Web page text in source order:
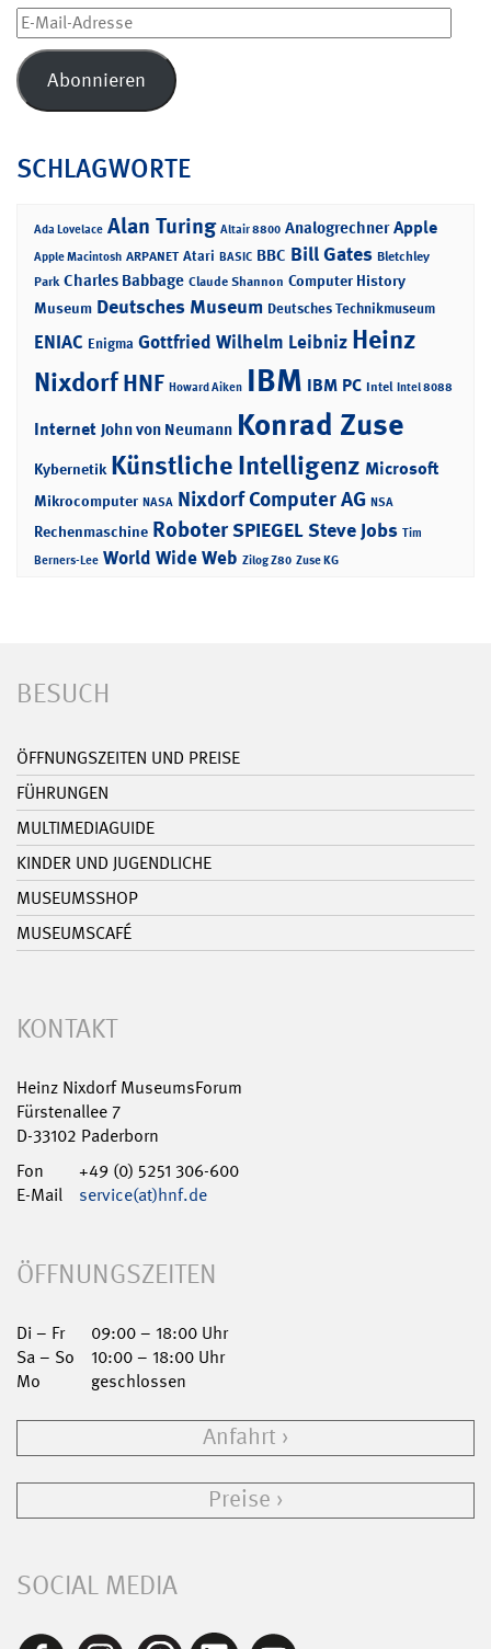
E-
Mail-
Adresse
Abonnieren
SCHLAGWORTE
Ada Lovelace Alan Turing Altair 8800 Analogrechner Apple
Apple Macintosh ARPANET Atari BASIC BBC Bill Gates Bletchley
Park Charles Babbage Claude Shannon Computer History
Museum Deutsches Museum Deutsches Technikmuseum
ENIAC Enigma Gottfried Wilhelm Leibniz Heinz
NixdorfHNF Howard Aiken IBM IBM PC Intel Intel 8088
Internet John von Neumann Konrad Zuse
Kybernetik Künstliche Intelligenz Microsoft
Mikrocomputer NASA Nixdorf Computer AG NSA
Rechenmaschine RoboterSPIEGELSteve Jobs Tim
Berners-Lee World Wide Web Zilog Z80 Zuse KG
BESUCH
ÖFFNUNGSZEITEN UND PREISE
FÜHRUNGEN
MULTIMEDIAGUIDE
KINDER UND JUGENDLICHE
MUSEUMSSHOP
MUSEUMSCAFÉ
KONTAKT
Heinz Nixdorf MuseumsForum
Fürstenallee 7
D-33102 Paderborn
Fon
+49 (0) 5251 306-600
E-Mail
service(at)hnf.de
ÖFFNUNGSZEITEN
Di – Fr
09:00 – 18:00 Uhr
Sa – So
10:00 – 18:00 Uhr
Mo
geschlossen
Anfahrt
Preise
SOCIAL MEDIA